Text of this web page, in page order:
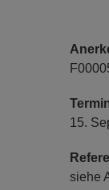
15.
siehe